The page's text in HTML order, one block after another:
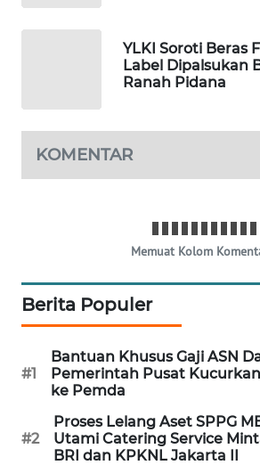
YLKI Soroti Beras
Label Dipalsukan
Ranah Pidana
KOMENTAR
Memuat Kolom
Berita Populer
#1
Bantuan Khusus Gaji ASN
Pemerintah Pusat Kucurkan
ke Pemda
#2
Proses Lelang Aset SPPG
Utami Catering Service
BRI dan KPKNL Jakarta II
ID
MARTABAT
MKLI
LPKKI
LKKI
KOPEKLIN